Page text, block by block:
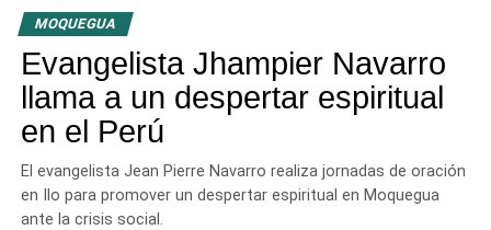
Iglesia CEM: «Getsemaní»
MOQUEGUA
Evangelista Jhampier Navarro
llama a un despertar espiritual
en el Perú
El evangelista Jean Pierre Navarro realiza jornadas de oración
en Ilo para promover un despertar espiritual en Moquegua
ante la crisis social.